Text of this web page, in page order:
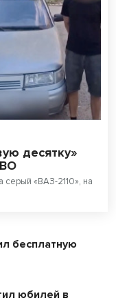
десятку»
серый «ВАЗ-2110», на
бесплатную
юбилей в